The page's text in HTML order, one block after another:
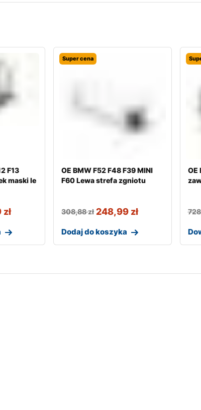
F13
maski le
zł
Super cena
OE BMW F52 F48 F39 MINI
F60 Lewa strefa zgniotu
308,88zł 248,99 zł
Dodaj do koszyka
OE